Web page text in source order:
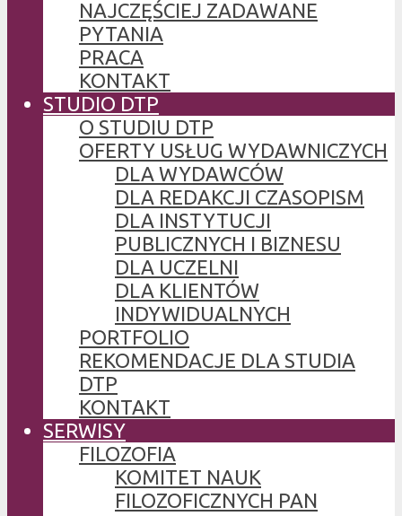
NAJCZĘŚCIEJ ZADAWANE
PYTANIA
PRACA
KONTAKT
STUDIO DTP
O STUDIU DTP
OFERTY USŁUG WYDAWNICZYCH
DLA WYDAWCÓW
DLA REDAKCJI CZASOPISM
DLA INSTYTUCJI
PUBLICZNYCH I BIZNESU
DLA UCZELNI
DLA KLIENTÓW
INDYWIDUALNYCH
PORTFOLIO
REKOMENDACJE DLA STUDIA
DTP
KONTAKT
SERWISY
FILOZOFIA
KOMITET NAUK
FILOZOFICZNYCH PAN